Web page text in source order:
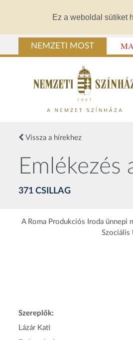
Ez a weboldal sütiket
NEMZETI MOST
Vissza a hírekhez
Emlékezés
371 CSILLAG
A Roma Produkciós Iroda ünnepi
Szociális
Szereplők:
Lázár Kati